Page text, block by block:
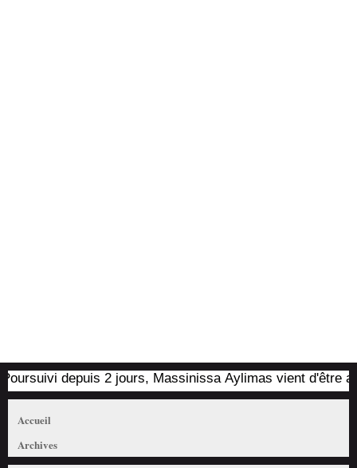
depuis 2 jours, Massinissa Aylimas vient d'être
Accueil
Archives